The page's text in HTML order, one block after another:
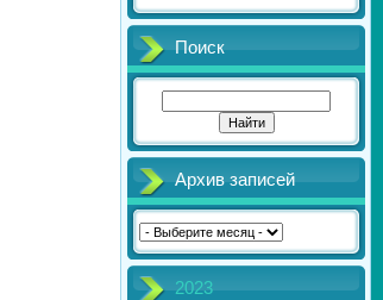
Поиск
Архив записей
2023